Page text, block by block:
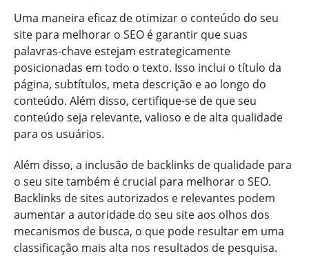
Uma maneira eficaz de otimizar o conteúdo do seu
site para melhorar o SEO é garantir que suas
palavras-chave estejam estrategicamente
posicionadas em todo o texto. Isso inclui o título da
página, subtítulos, meta descrição e ao longo do
conteúdo. Além disso, certifique-se de que seu
conteúdo seja relevante, valioso e de alta qualidade
para os usuários.
Além disso, a inclusão de backlinks de qualidade para
o seu site também é crucial para melhorar o SEO.
Backlinks de sites autorizados e relevantes podem
aumentar a autoridade do seu site aos olhos dos
mecanismos de busca, o que pode resultar em uma
classificação mais alta nos resultados de pesquisa.